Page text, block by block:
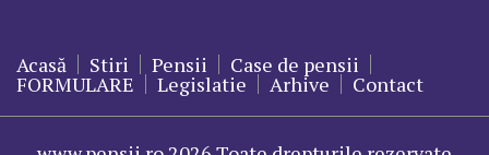
Acasă Stiri Pensii Case de pensii
FORMULARE Legislatie Arhive Contact